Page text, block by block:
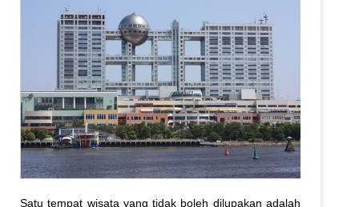
Satu tempat wisata yang tidak boleh dilupakan adalah